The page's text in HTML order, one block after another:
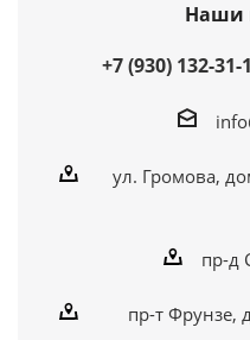
Наши
+7 (930) 132-31-
ул. Громова,
пр-д
пр-т Фрунзе,